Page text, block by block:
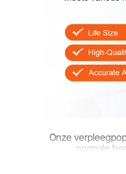
Onze
normale